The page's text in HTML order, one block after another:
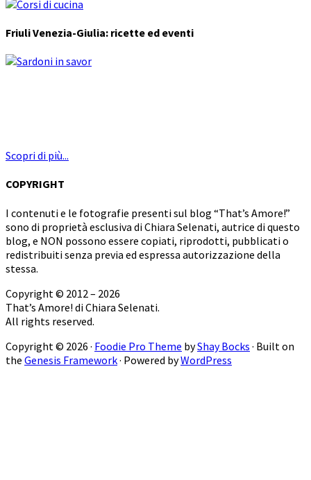
Friuli Venezia-Giulia: ricette ed eventi
Scopri di più...
COPYRIGHT
I contenuti e le fotografie presenti sul blog “That’s Amore!”
sono di proprietà esclusiva di Chiara Selenati, autrice di questo
blog, e NON possono essere copiati, riprodotti, pubblicati o
redistribuiti senza previa ed espressa autorizzazione della
stessa.
Copyright © 2012 – 2026
That’s Amore! di Chiara Selenati.
All rights reserved.
Copyright © 2026 · Foodie Pro Theme byShay Bocks · Built on
the Genesis Framework· Powered byWordPress